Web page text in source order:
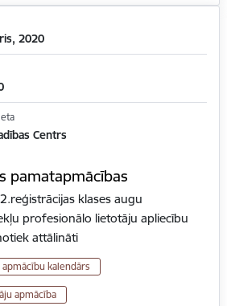
2020
Centrs
pamatapmācības
klases augu
profesionālo lietotāju apliecību
attālināti
kalendārs
apmācība